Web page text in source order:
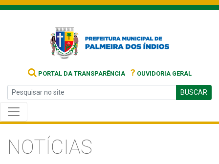
PORTAL DA TRANSPARÊNCIA ? OUVIDORIA GERAL
BUSCAR
NOTÍCIAS